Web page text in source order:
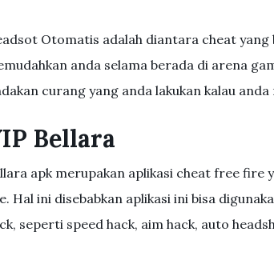
Otomatis adalah diantara cheat
anda selama berada di arena
curang yang anda lakukan kalau anda
Bellara
apk merupakan aplikasi cheat free
Hal ini disebabkan aplikasi ini bisa
seperti speed hack, aim hack, auto